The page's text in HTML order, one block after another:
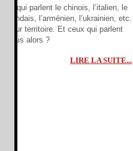
Ceux qui parlent le chinois, l’italien, le
thaïlandais, l’arménien, l’ukrainien, etc.
ont leur territoire. Et ceux qui parlent
français alors ?
LIRE LA SUITE...